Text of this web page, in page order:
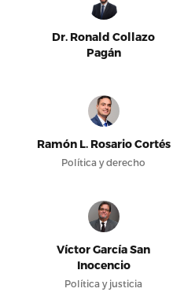
Dr. Ronald Collazo
Pagán
Ramón L. Rosario Cortés
Política y derecho
Víctor García San
Inocencio
Política y justicia